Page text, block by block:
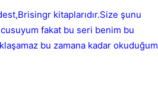
kitaplarıdır.Size şunu
fakat bu seri benim bu
bu zamana kadar okuduğum